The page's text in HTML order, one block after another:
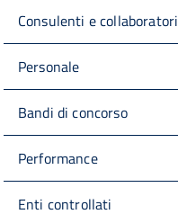
Consulenti e collaboratori
Personale
Bandi di concorso
Performance
Enti controllati